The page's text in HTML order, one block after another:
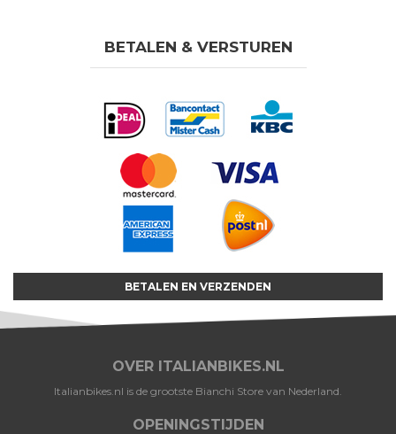
BETALEN & VERSTUREN
BETALEN EN VERZENDEN
OVER ITALIANBIKES.NL
Italianbikes.nl is de grootste Bianchi Store van Nederland.
OPENINGSTIJDEN